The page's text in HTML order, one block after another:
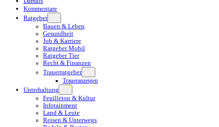
Kommentare
Ratgeber
Bauen & Leben
Gesundheit
Job & Karriere
Ratgeber Mobil
Ratgeber Tier
Recht & Finanzen
Trauerratgeber
Traueranzeigen
Unterhaltung
Feuilleton & Kultur
Infotainment
Land & Leute
Reisen & Unterwegs